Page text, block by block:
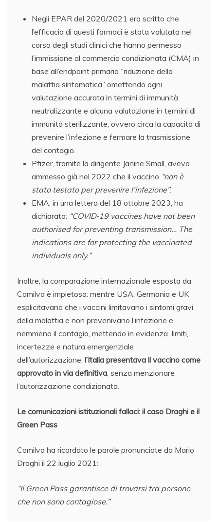
Negli EPAR del 2020/2021 era scritto che
l’efficacia di questi farmaci è stata valutata nel
corso degli studi clinici che hanno permesso
l’immissione al commercio condizionata (CMA) in
base all’endpoint primario “riduzione della
malattia sintomatica” omettendo ogni
valutazione accurata in termini di immunità
neutralizzante e alcuna valutazione in termini di
immunità sterilizzante, ovvero circa la capacità di
prevenire l’infezione e fermare la trasmissione
del contagio.
Pfizer, tramite la dirigente Janine Small, aveva
ammesso già nel 2022 che il vaccino “non è
stato testato per prevenire l’infezione”.
EMA, in una lettera del 18 ottobre 2023, ha
dichiarato: “COVID‑19 vaccines have not been
authorised for preventing transmission… The
indications are for protecting the vaccinated
individuals only.”
Inoltre, la comparazione internazionale esposta da
Comilva è impietosa: mentre USA, Germania e UK
esplicitavano che i vaccini limitavano i sintomi gravi
della malattia e non prevenivano l’infezione e
nemmeno il contagio, mettendo in evidenza limiti,
incertezze e natura emergenziale
dell’autorizzazione, l’Italia presentava il vaccino come
approvato in via definitiva , senza menzionare
l’autorizzazione condizionata.
Le comunicazioni istituzionali fallaci: il caso Draghi e il
Green Pass
Comilva ha ricordato le parole pronunciate da Mario
Draghi il 22 luglio 2021:
“Il Green Pass garantisce di trovarsi tra persone
che non sono contagiose.”